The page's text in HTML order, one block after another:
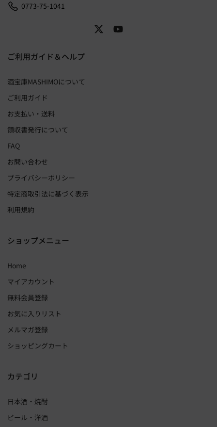
0773-75-1041
ご利用ガイド＆ヘルプ
酒宝庫MASHIMOについて
ご利用ガイド
お支払い・送料
領収書発行について
FAQ
お問い合わせ
プライバシーポリシー
特定商取引法に基づく表示
利用規約
ショップメニュー
Home
マイアカウント
無料会員登録
お気に入りリスト
メルマガ登録
ショッピングカート
カテゴリ
日本酒・焼酎
ビール・洋酒